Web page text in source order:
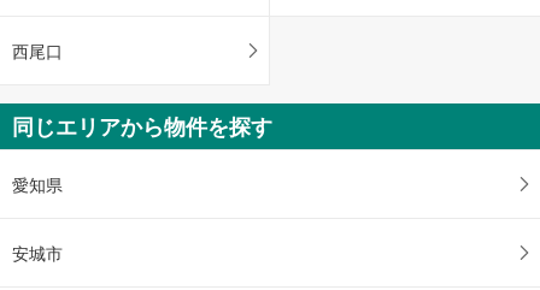
西尾口
同じエリアから物件を探す
愛知県
安城市